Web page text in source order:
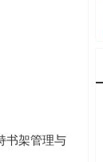
书架管理与